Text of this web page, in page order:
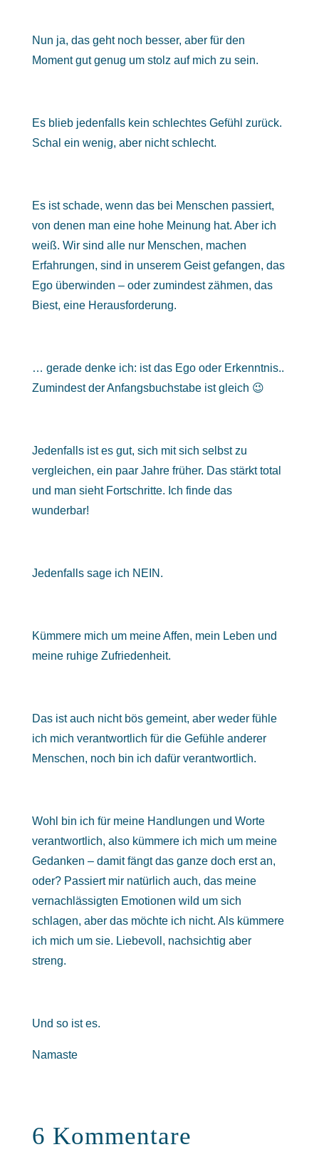
Nun ja, das geht noch besser, aber für den
Moment gut genug um stolz auf mich zu sein.
Es blieb jedenfalls kein schlechtes Gefühl zurück.
Schal ein wenig, aber nicht schlecht.
Es ist schade, wenn das bei Menschen passiert,
von denen man eine hohe Meinung hat. Aber ich
weiß. Wir sind alle nur Menschen, machen
Erfahrungen, sind in unserem Geist gefangen, das
Ego überwinden – oder zumindest zähmen, das
Biest, eine Herausforderung.
… gerade denke ich: ist das Ego oder Erkenntnis..
Zumindest der Anfangsbuchstabe ist gleich 😉
Jedenfalls ist es gut, sich mit sich selbst zu
vergleichen, ein paar Jahre früher. Das stärkt total
und man sieht Fortschritte. Ich finde das
wunderbar!
Jedenfalls sage ich NEIN.
Kümmere mich um meine Affen, mein Leben und
meine ruhige Zufriedenheit.
Das ist auch nicht bös gemeint, aber weder fühle
ich mich verantwortlich für die Gefühle anderer
Menschen, noch bin ich dafür verantwortlich.
Wohl bin ich für meine Handlungen und Worte
verantwortlich, also kümmere ich mich um meine
Gedanken – damit fängt das ganze doch erst an,
oder? Passiert mir natürlich auch, das meine
vernachlässigten Emotionen wild um sich
schlagen, aber das möchte ich nicht. Als kümmere
ich mich um sie. Liebevoll, nachsichtig aber
streng.
Und so ist es.
Namaste
6 Kommentare